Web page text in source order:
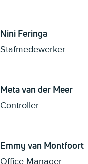
Nini Feringa
Stafmedewerker
Meta van der Meer
Controller
Emmy van Montfoort
Office Manager